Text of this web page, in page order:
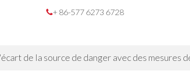
+ 86-577 6273 6728
de la source de danger avec des mesures